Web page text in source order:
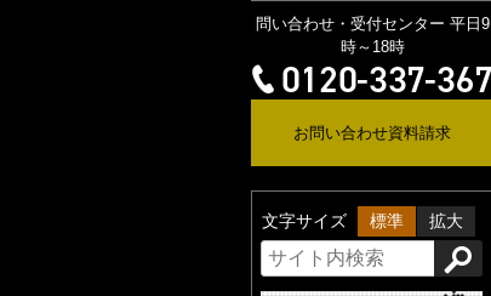
問い合わせ・受付センター 平日9
時～18時
お問い合わせ資料請求
文字サイズ 標準 拡大